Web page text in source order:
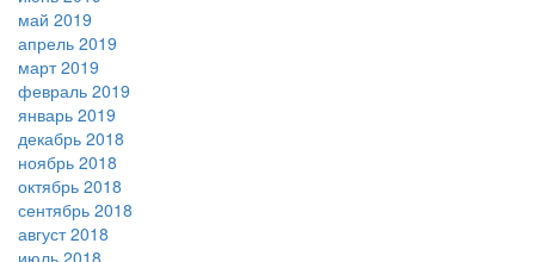
май 2019
апрель 2019
март 2019
февраль 2019
январь 2019
декабрь 2018
ноябрь 2018
октябрь 2018
сентябрь 2018
август 2018